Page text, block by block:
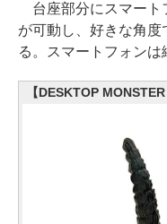
台座部分にスマート
が可動し、好きな角
る。スマートフォンは
【DESKTOP